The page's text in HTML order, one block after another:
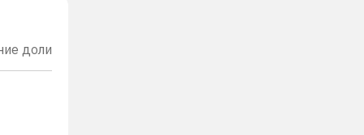
доли